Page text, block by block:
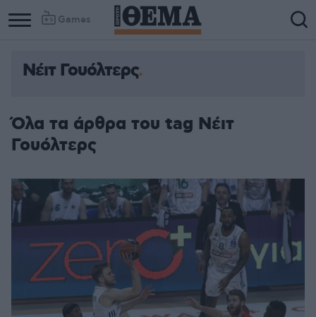
Games
Νέιτ Γουόλτερς
Όλα τα άρθρα του tag Νέιτ
Γουόλτερς